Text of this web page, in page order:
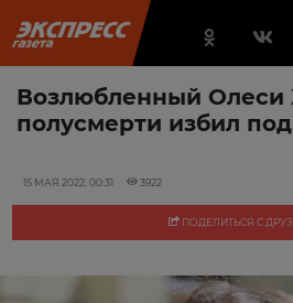
Возлюбленный Олеси
полусмерти избил
15 МАЯ 2022, 00:31 3922
ПОДЕЛИТЬСЯ С